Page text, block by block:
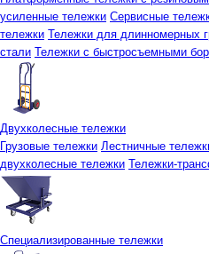
усиленные тележки Сервисные
тележки Тележки для длинномерных
стали Тележки с быстросъемными
Двухколесные тележки
Грузовые тележки Лестничные
двухколесные тележки Тележки-
Специализированные тележки